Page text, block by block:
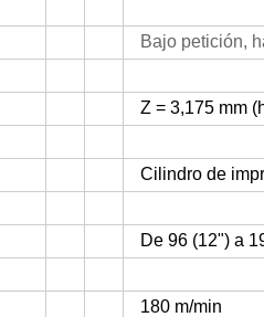
Bajo petición,
Z = 3,175 mm
Cilindro de
De 96 (12") a
180 m/min